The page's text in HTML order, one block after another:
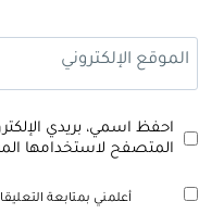
الموقع الإلكتروني
احفظ اسمي، بريدي
المتصفح لاستخدامها
أعلمني بمتابعة